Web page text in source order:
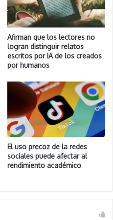
Afirman que los lectores no
logran distinguir relatos
escritos por IA de los creados
por humanos
El uso precoz de la redes
sociales puede afectar al
rendimiento académico